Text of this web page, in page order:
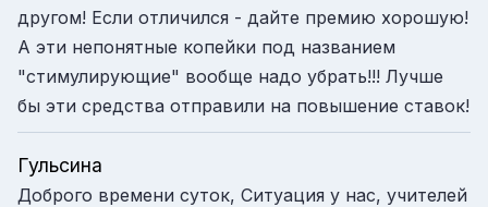
другом! Если отличился - дайте премию хорошую!
А эти непонятные копейки под названием
"стимулирующие" вообще надо убрать!!! Лучше
бы эти средства отправили на повышение ставок!
Гульсина
Доброго времени суток, Ситуация у нас, учителей